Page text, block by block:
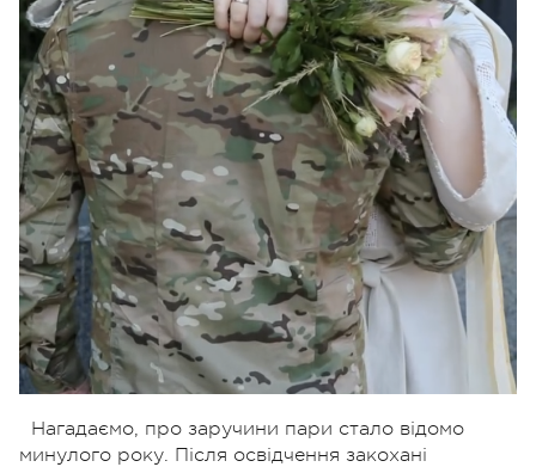
Нагадаємо, про заручини пари стало відомо
минулого року. Після освідчення закохані